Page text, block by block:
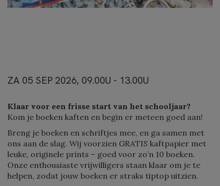
ZA 05 SEP 2026, 09.00U - 13.00U
Klaar voor een frisse start van het schooljaar?
Kom je boeken kaften en begin er meteen goed aan!
Breng je boeken en schriftjes mee, en ga samen met
ons aan de slag. Wij voorzien GRATIS kaftpapier met
leuke, originele prints – goed voor zo’n 10 boeken.
Onze enthousiaste vrijwilligers staan klaar om je te
helpen, zodat jouw boeken er straks tiptop uitzien.